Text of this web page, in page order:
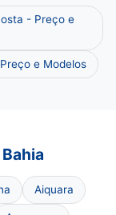
- Preço e
e Modelos
Aiquara